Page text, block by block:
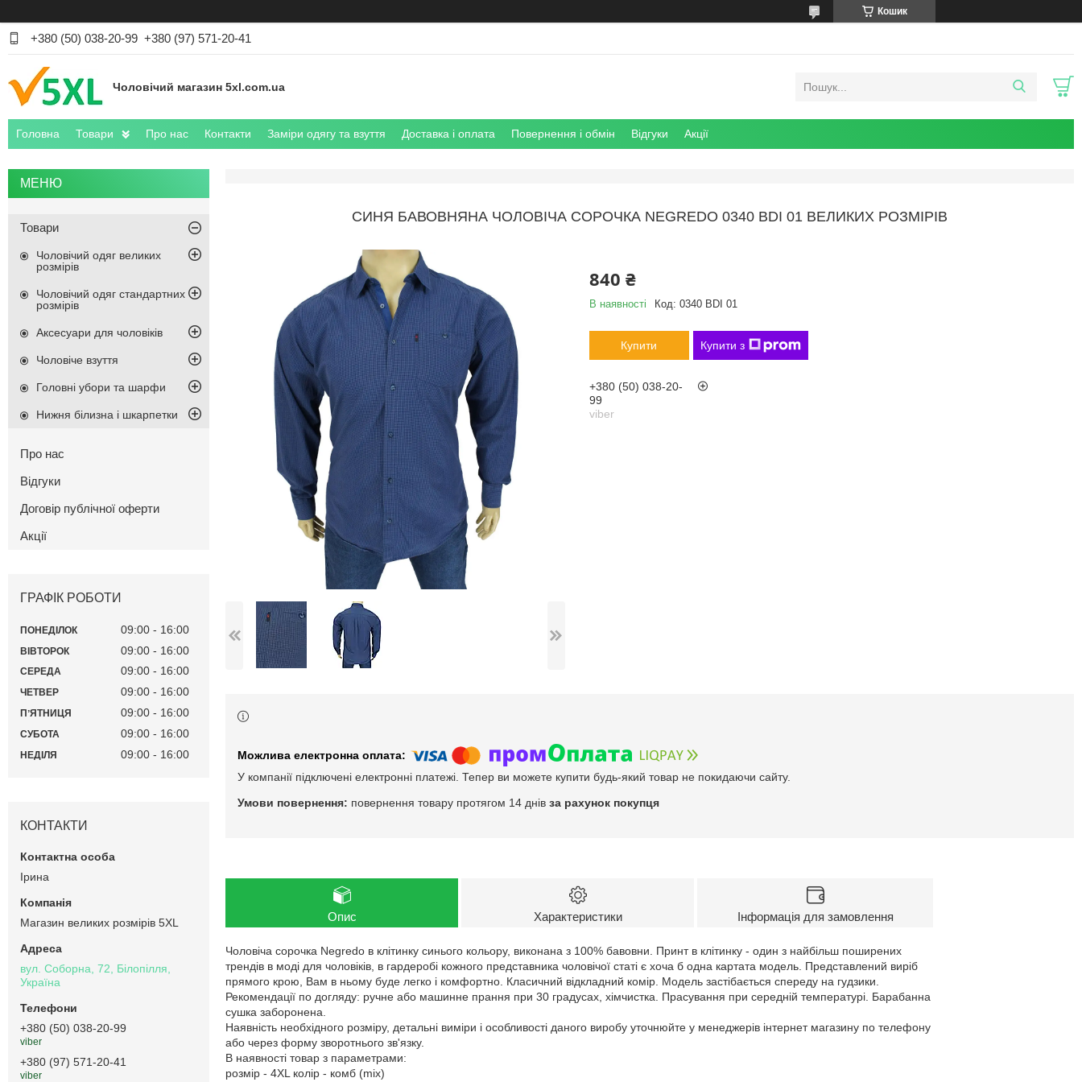
Кошик
+380 (50) 038-20-99 +380 (97) 571-20-41
Чоловічий магазин 5xl.com.ua
Головна Товари Про нас Контакти Заміри одягу та взуття Доставка і оплата Повернення і обмін Відгуки Акції
СИНЯ БАВОВНЯНА ЧОЛОВІЧА СОРОЧКА NEGREDO 0340 BDI 01 ВЕЛИКИХ РОЗМІРІВ
840 ₴
В наявності Код: 0340 BDI 01
Купити Купити з
+380 (50) 038-20-
99
viber
У компанії підключені електронні платежі. Тепер ви можете купити будь-який товар не покидаючи сайту.
повернення товару протягом 14 днів за рахунок покупця
Опис Характеристики Інформація для замовлення
Чоловіча сорочка Negredo в клітинку синього кольору, виконана з 100% бавовни. Принт в клітинку - один з найбільш поширених
трендів в моді для чоловіків, в гардеробі кожного представника чоловічої статі є хоча б одна картата модель. Представлений виріб
прямого крою, Вам в ньому буде легко і комфортно. Класичний відкладний комір. Модель застібається спереду на гудзики.
Рекомендації по догляду: ручне або машинне прання при 30 градусах, хімчистка. Прасування при середній температурі. Барабанна
сушка заборонена.
Наявність необхідного розміру, детальні виміри і особливості даного виробу уточнюйте у менеджерів інтернет магазину по телефону
або через форму зворотнього зв'язку.
В наявності товар з параметрами:
розмір - 4XL колір - комб (mix)
Товари
Чоловічий одяг великих
розмірів
Чоловічий одяг стандартних
розмірів
Аксесуари для чоловіків
Чоловіче взуття
Головні убори та шарфи
Нижня білизна і шкарпетки
Про нас
Відгуки
Договір публічної оферти
Акції
ГРАФІК РОБОТИ
ПОНЕДІЛОК 09:00 16:00
ВІВТОРОК 09:00 16:00
СЕРЕДА 09:00 16:00
ЧЕТВЕР 09:00 16:00
ПʼЯТНИЦЯ 09:00 16:00
СУБОТА 09:00 16:00
НЕДІЛЯ 09:00 16:00
КОНТАКТИ
Ірина
Магазин великих розмірів 5XL
вул. Соборна, 72, Білопілля,
Україна
+380 (50) 038-20-99
viber
+380 (97) 571-20-41
viber